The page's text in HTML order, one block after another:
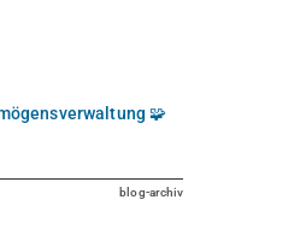
🧩
blog-archiv